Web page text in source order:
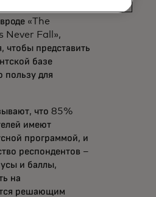
at Freddy's» и
«The
Never Fall»,
чтобы представить
базе
для
что 85%
имеют
программой, и
респондентов –
и баллы,
на
решающим